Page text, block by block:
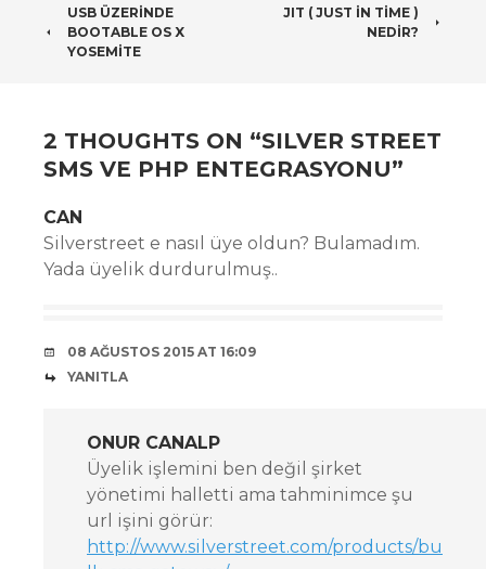
POST
NAVIGATION
USB ÜZERINDE
BOOTABLE OS X
YOSEMITE
JIT ( JUST IN TIME )
NEDIR?
2 THOUGHTS ON “SILVER STREET
SMS VE PHP ENTEGRASYONU”
CAN
Silverstreet e nasıl üye oldun? Bulamadım.
Yada üyelik durdurulmuş..
08 AĞUSTOS 2015 AT 16:09
YANITLA
ONUR CANALP
Üyelik işlemini ben değil şirket
yönetimi halletti ama tahminimce şu
url işini görür:
http://www.silverstreet.com/products/bu